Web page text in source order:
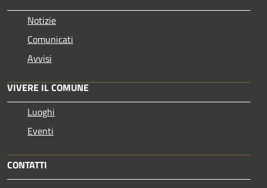
Notizie
Comunicati
Avvisi
VIVERE IL COMUNE
Luoghi
Eventi
CONTATTI